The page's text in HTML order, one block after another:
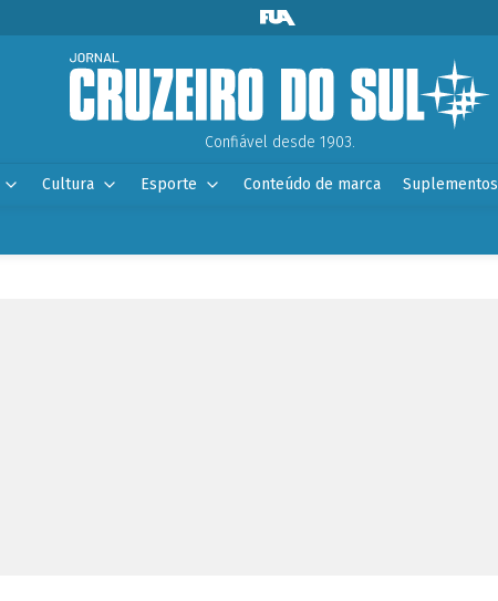
Confiável desde 1903.
Cultura Esporte Conteúdo de marca Suplementos